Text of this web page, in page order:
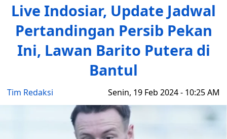
Live Indosiar, Update Jadwal
Pertandingan Persib Pekan
Ini, Lawan Barito Putera di
Bantul
Tim Redaksi Senin, 19 Feb 2024 - 10:25 AM